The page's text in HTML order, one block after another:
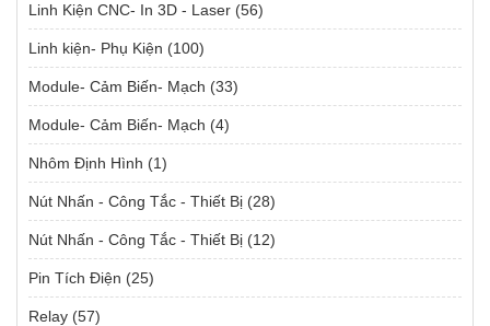
Linh Kiện CNC- In 3D - Laser (56)
Linh kiện- Phụ Kiện (100)
Module- Cảm Biến- Mạch (33)
Module- Cảm Biến- Mạch (4)
Nhôm Định Hình (1)
Nút Nhấn - Công Tắc - Thiết Bị (28)
Nút Nhấn - Công Tắc - Thiết Bị (12)
Pin Tích Điện (25)
Relay (57)